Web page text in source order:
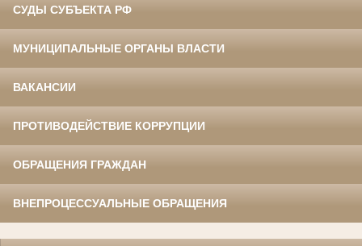
СУДЫ СУБЪЕКТА РФ
МУНИЦИПАЛЬНЫЕ ОРГАНЫ ВЛАСТИ
ВАКАНСИИ
ПРОТИВОДЕЙСТВИЕ КОРРУПЦИИ
ОБРАЩЕНИЯ ГРАЖДАН
ВНЕПРОЦЕССУАЛЬНЫЕ ОБРАЩЕНИЯ